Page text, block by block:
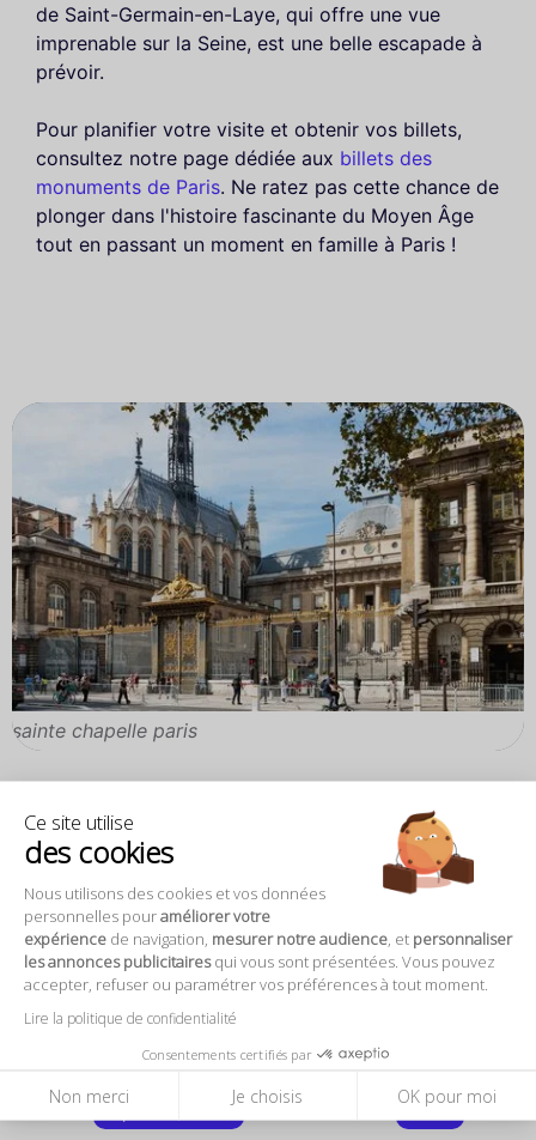
Ce site utilise
des cookies
Nous utilisons des cookies et vos données
personnelles pouraméliorer votre
expérience de navigation, mesurer notre audience , et personnaliser
les annonces publicitairesqui vous sont présentées. Vous pouvez
accepter, refuser ou paramétrer vos préférences à tout moment.
Lire la politique de confidentialité
Consentements certifiés par
Non merci Je choisis OK pour moi
de Saint-Germain-en-Laye, qui offre une vue
imprenable sur la Seine, est une belle escapade à
prévoir.
Pour planifier votre visite et obtenir vos billets,
consultez notre page dédiée aux billets des
monuments de Paris. Ne ratez pas cette chance de
plonger dans l'histoire fascinante du Moyen Âge
tout en passant un moment en famille à Paris !
sainte chapelle paris
Découvrez les monuments de
Paris !
20 €